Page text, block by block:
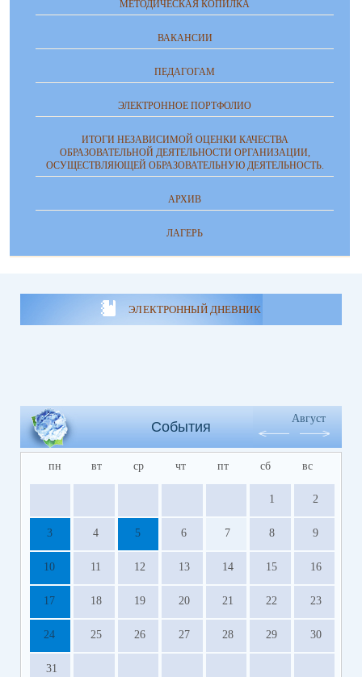
МЕТОДИЧЕСКАЯ КОПИЛКА
ВАКАНСИИ
ПЕДАГОГАМ
ЭЛЕКТРОННОЕ ПОРТФОЛИО
ИТОГИ НЕЗАВИСИМОЙ ОЦЕНКИ КАЧЕСТВА
ОБРАЗОВАТЕЛЬНОЙ ДЕЯТЕЛЬНОСТИ ОРГАНИЗАЦИИ,
ОСУЩЕСТВЛЯЮЩЕЙ ОБРАЗОВАТЕЛЬНУЮ ДЕЯТЕЛЬНОСТЬ.
АРХИВ
ЛАГЕРЬ
ЭЛЕКТРОННЫЙ ДНЕВНИК
События
Август
пн вт ср чт пт сб вс
1 2
3 4 5 6 7 8 9
10 11 12 13 14 15 16
17 18 19 20 21 22 23
24 25 26 27 28 29 30
31